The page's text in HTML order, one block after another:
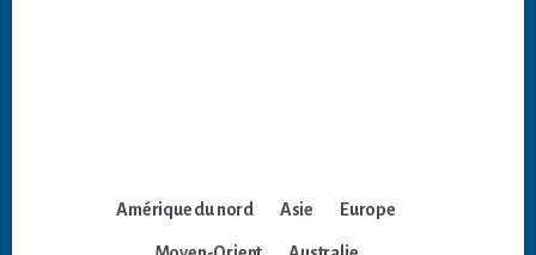
Amérique du nord Asie Europe